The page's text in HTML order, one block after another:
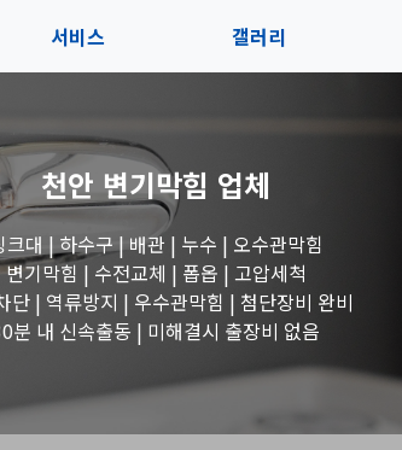
서비스
블로그
갤러리
수도꼭지 작업
세면대 작업
변기 작업
천안 변기막힘 업체
크대 | 하수구 | 배관 | 누수 | 오수관막힘
변기막힘 | 수전교체 | 폽옵 | 고압세척
단 | 역류방지 | 우수관막힘 | 첨단장비 완비
분 내 신속출동 | 미해결시 출장비 없음